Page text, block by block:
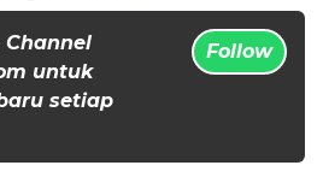
untuk
setiap
Follow